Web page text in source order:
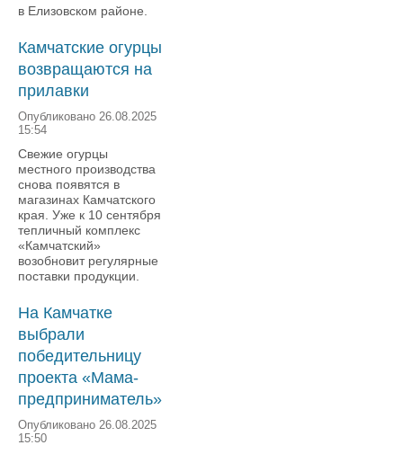
в Елизовском районе.
Камчатские огурцы
возвращаются на
прилавки
Опубликовано 26.08.2025
15:54
Свежие огурцы
местного производства
снова появятся в
магазинах Камчатского
края. Уже к 10 сентября
тепличный комплекс
«Камчатский»
возобновит регулярные
поставки продукции.
На Камчатке
выбрали
победительницу
проекта «Мама-
предприниматель»
Опубликовано 26.08.2025
15:50